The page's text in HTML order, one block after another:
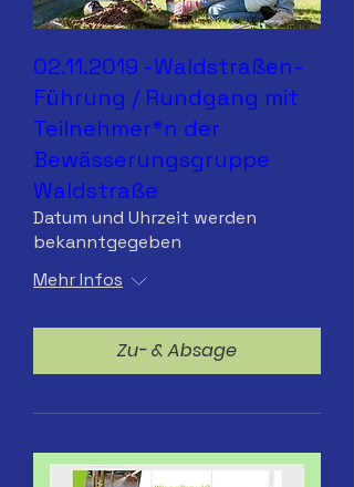
02.11.2019 -Waldstraßen-
Führung / Rundgang mit
Teilnehmer*n der
Bewässerungsgruppe
Waldstraße
Datum und Uhrzeit werden
bekanntgegeben
Mehr Infos
Zu- & Absage